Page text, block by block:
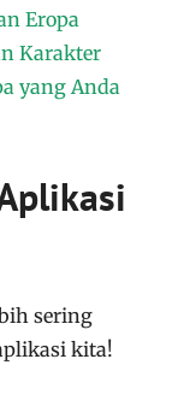
Eropa
Karakter
yang Anda
sering
kita!